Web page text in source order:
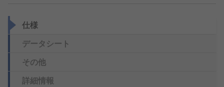
仕様
データシート
その他
詳細情報